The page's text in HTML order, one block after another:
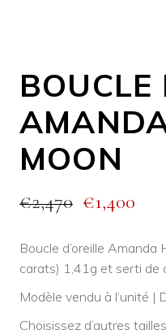
BOUCLE
MOON
€2,470 €1,400
Boucle d’oreille
carats) 1,41g et serti de
Modèle vendu à l’unité |
Choisissez d’autres